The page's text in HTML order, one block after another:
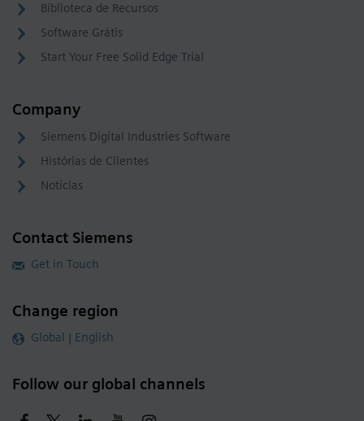
Biblioteca de Recursos
Software Grátis
Start Your Free Solid Edge Trial
Company
Siemens Digital Industries Software
Histórias de Clientes
Notícias
Contact Siemens
Get in Touch
Change region
Global | English
Follow our global channels